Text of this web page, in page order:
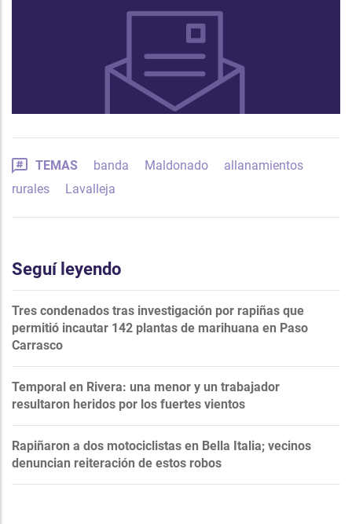
TEMAS banda Maldonado
allanamientos
rurales
Lavalleja
Seguí leyendo
Tres condenados tras investigación por rapiñas que
permitió incautar 142 plantas de marihuana en Paso
Carrasco
Temporal en Rivera: una menor y un trabajador
resultaron heridos por los fuertes vientos
Rapiñaron a dos motociclistas en Bella Italia; vecinos
denuncian reiteración de estos robos